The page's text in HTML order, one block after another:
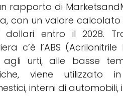
rapporto di
con un valore calcolato
entro il 2028.
c’è l’ABS
agli urti, alle basse
viene utilizzato
interni di automobili,